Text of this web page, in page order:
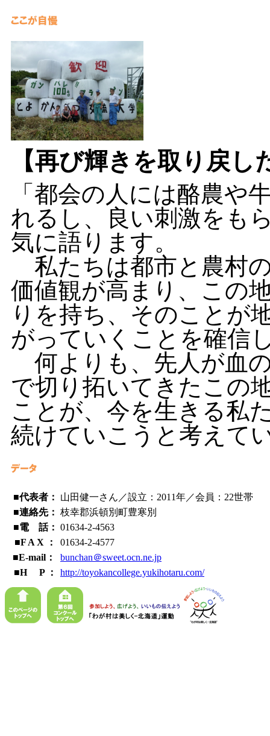
【再び輝きを取り戻し
「都会の人には酪農や
れるし、良い刺激をも
気に語ります。
私たちは都市と農村
価値観が高まり、この
りを持ち、そのことが
がっていくことを確信
何よりも、先人が血
で切り拓いてきたこの
ことが、今を生きる私
続けていこうと考えて
■代表者：
山田健一さん／設立：2011年／会員：22世帯
■連絡先： 枝幸郡浜頓別町豊寒別
■電 話： 01634-2-4563
■F A X ：
01634-2-4577
■E-mail：
bunchan＠sweet.ocn.ne.jp
■H P ：
http://toyokancollege.yukihotaru.com/